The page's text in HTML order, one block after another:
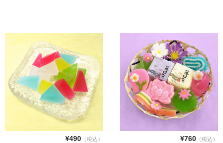
¥490（税込） ¥760（税込）